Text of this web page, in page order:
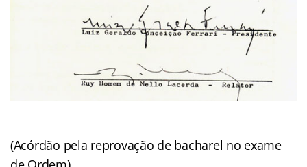
(Acórdão pela reprovação de bacharel no exame